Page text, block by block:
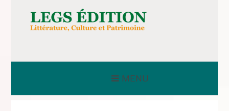
contenuLEGS ÉDITION
MENU